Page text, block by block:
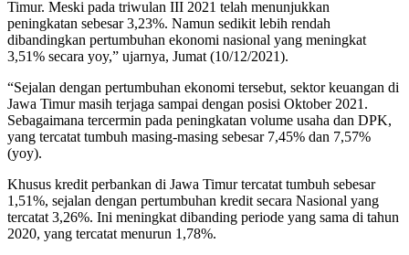
Timur. Meski pada triwulan III 2021 telah menunjukkan
peningkatan sebesar 3,23%. Namun sedikit lebih rendah
dibandingkan pertumbuhan ekonomi nasional yang meningkat
3,51% secara yoy,” ujarnya, Jumat (10/12/2021).
“Sejalan dengan pertumbuhan ekonomi tersebut, sektor keuangan di
Jawa Timur masih terjaga sampai dengan posisi Oktober 2021.
Sebagaimana tercermin pada peningkatan volume usaha dan DPK,
yang tercatat tumbuh masing-masing sebesar 7,45% dan 7,57%
(yoy).
Khusus kredit perbankan di Jawa Timur tercatat tumbuh sebesar
1,51%, sejalan dengan pertumbuhan kredit secara Nasional yang
tercatat 3,26%. Ini meningkat dibanding periode yang sama di tahun
2020, yang tercatat menurun 1,78%.